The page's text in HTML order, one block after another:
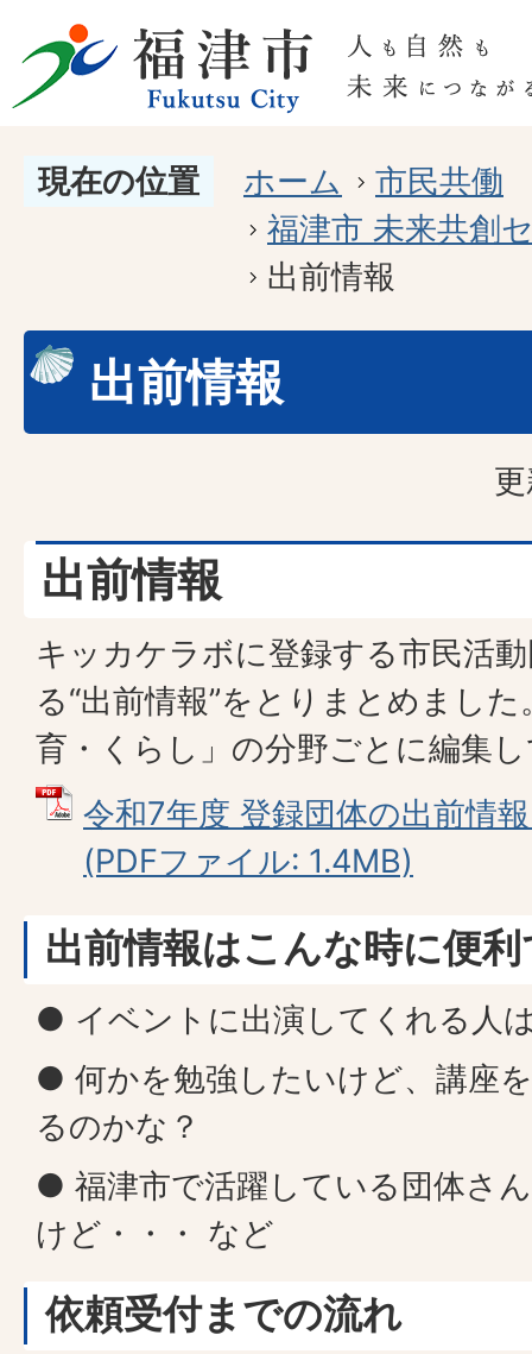
現在の位置 ホーム
市民共働
福津市 未来共創
出前情報
出前情報
出前情報
キッカケラボに登録する市民活
る“出前情報”をとりまとめまし
育・くらし」の分野ごとに編集
令和7年度 登録団体の出前情
(PDFファイル: 1.4MB)
出前情報はこんな時に便
● イベントに出演してくれる人
● 何かを勉強したいけど、講座
るのかな？
● 福津市で活躍している団体さ
けど・・・ など
依頼受付までの流れ